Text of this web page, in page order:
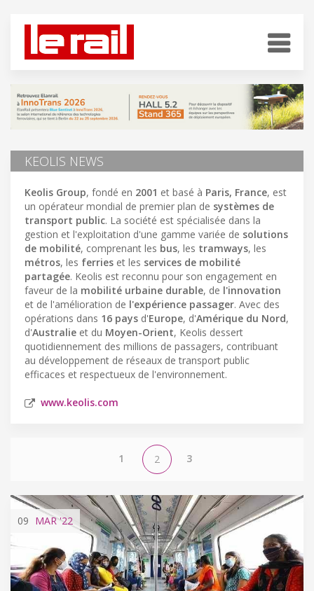
KEOLIS NEWS
Keolis Group, fondé en 2001 et basé à Paris, France, est
un opérateur mondial de premier plan de systèmes de
transport public. La société est spécialisée dans la
gestion et l'exploitation d'une gamme variée de solutions
de mobilité, comprenant les bus, les tramways, les
métros, les ferries et les services de mobilité
partagée. Keolis est reconnu pour son engagement en
faveur de la mobilité urbaine durable, de l'innovation
et de l'amélioration de l'expérience passager. Avec des
opérations dans 16 pays d'Europe, d'Amérique du Nord,
d'Australie et du Moyen-Orient, Keolis dessert
quotidiennement des millions de passagers, contribuant
au développement de réseaux de transport public
efficaces et respectueux de l'environnement.
www.keolis.com
1 2 3
09 MAR'22